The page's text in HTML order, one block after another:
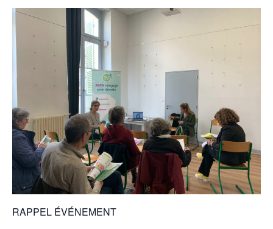
RAPPEL ÉVÉNEMENT